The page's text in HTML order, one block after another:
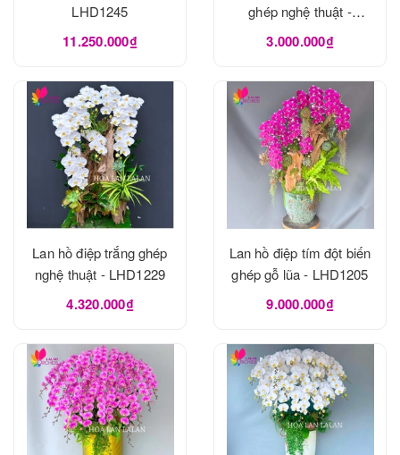
LHD1245
11.250.000₫
ghép nghệ thuật -
LHD1240
3.000.000₫
Lan hồ điệp trắng ghép
nghệ thuật - LHD1229
4.320.000₫
Lan hồ điệp tím đột biến
ghép gỗ lũa - LHD1205
9.000.000₫